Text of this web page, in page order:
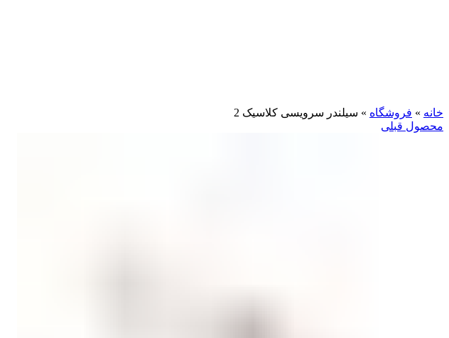
خانه » فروشگاه » سیلندر سرویسی کلاسیک 2
محصول قبلی